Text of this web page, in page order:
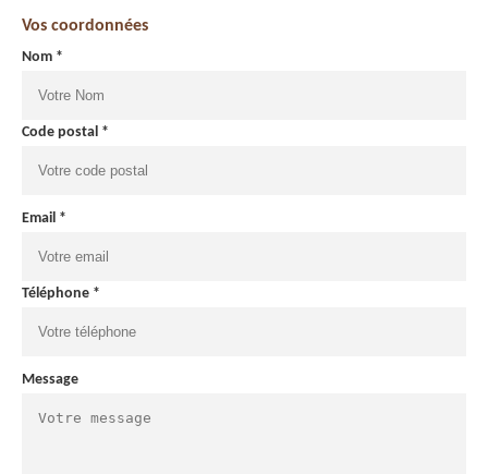
Vos coordonnées
Nom *
Code postal *
Email *
Téléphone *
Message